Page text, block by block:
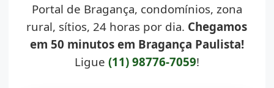
Portal de Bragança, condomínios, zona
rural, sítios, 24 horas por dia. Chegamos
em 50 minutos em Bragança Paulista!
Ligue (11) 98776-7059!